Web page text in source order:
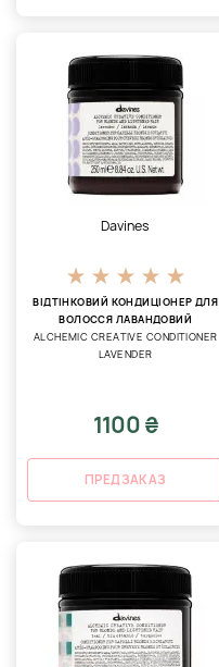
Davines
ВІДТІНКОВИЙ КОНДИЦІОНЕР ДЛЯ
ВОЛОССЯ ЛАВАНДОВИЙ
ALCHEMIC CREATIVE CONDITIONER
LAVENDER
1100 ₴
ПРЕДЗАКАЗ